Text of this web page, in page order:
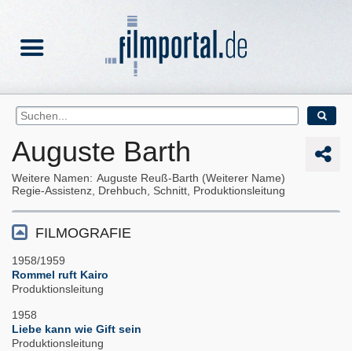
Auguste Barth
Weitere Namen
Auguste Reuß-Barth (Weiterer Name)
Regie-Assistenz, Drehbuch, Schnitt, Produktionsleitung
FILMOGRAFIE
1958/1959
Rommel ruft Kairo
Produktionsleitung
1958
Liebe kann wie Gift sein
Produktionsleitung